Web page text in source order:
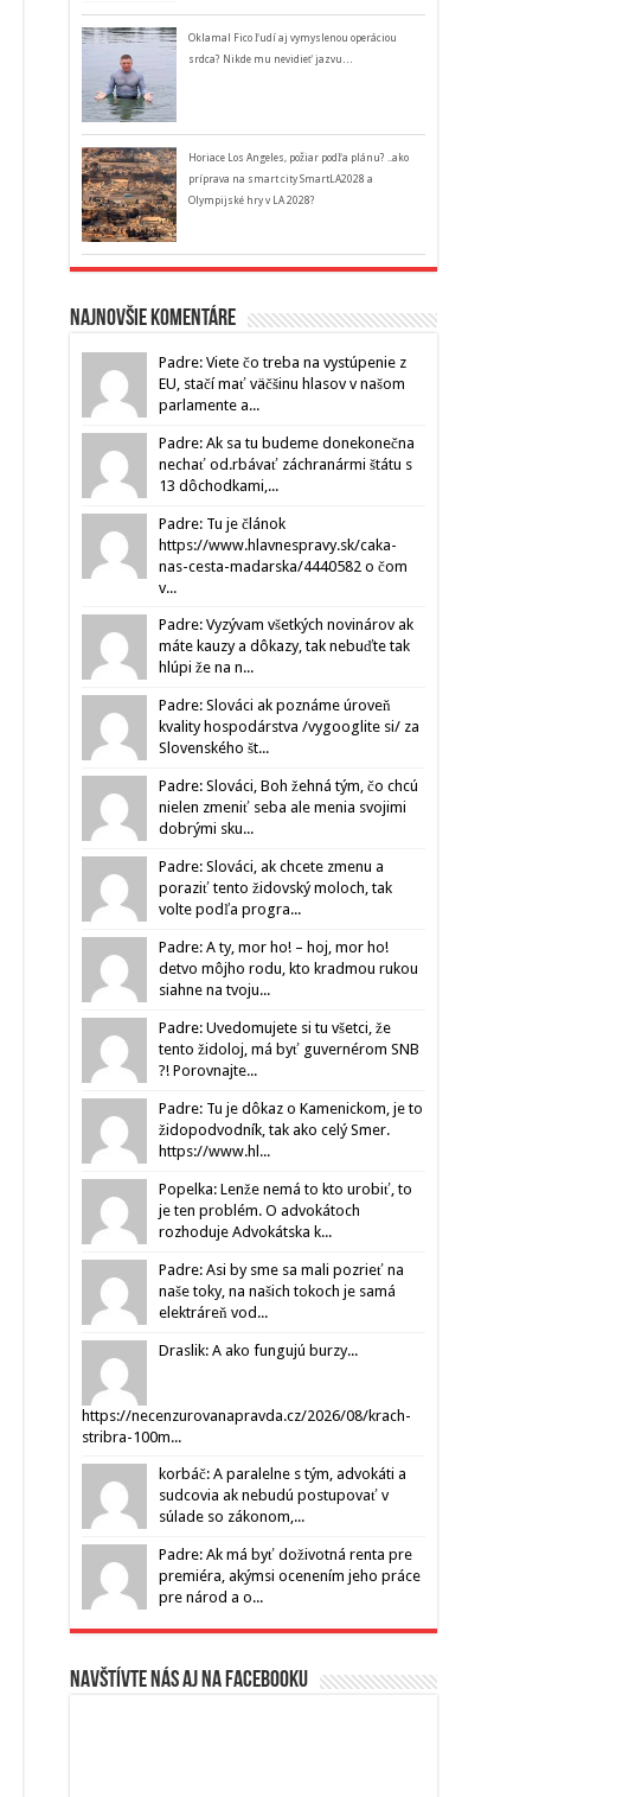
Oklamal Fico ľudí aj vymyslenou operáciou
srdca? Nikde mu nevidieť jazvu…
Horiace Los Angeles, požiar podľa plánu? ..ako
príprava na smart city SmartLA2028 a
Olympijské hry v LA 2028?
Najnovšie komentáre
Padre: Viete čo treba na vystúpenie z
EU, stačí mať väčšinu hlasov v našom
parlamente a...
Padre: Ak sa tu budeme donekonečna
nechať od.rbávať záchranármi štátu s
13 dôchodkami,...
Padre: Tu je článok
https://www.hlavnespravy.sk/caka-
nas-cesta-madarska/4440582 o čom
v...
Padre: Vyzývam všetkých novinárov ak
máte kauzy a dôkazy, tak nebuďte tak
hlúpi že na n...
Padre: Slováci ak poznáme úroveň
kvality hospodárstva /vygooglite si/ za
Slovenského št...
Padre: Slováci, Boh žehná tým, čo chcú
nielen zmeniť seba ale menia svojimi
dobrými sku...
Padre: Slováci, ak chcete zmenu a
poraziť tento židovský moloch, tak
volte podľa progra...
Padre: A ty, mor ho! – hoj, mor ho!
detvo môjho rodu, kto kradmou rukou
siahne na tvoju...
Padre: Uvedomujete si tu všetci, že
tento židoloj, má byť guvernérom SNB
?! Porovnajte...
Padre: Tu je dôkaz o Kamenickom, je to
židopodvodník, tak ako celý Smer.
https://www.hl...
Popelka: Lenže nemá to kto urobiť, to
je ten problém. O advokátoch
rozhoduje Advokátska k...
Padre: Asi by sme sa mali pozrieť na
naše toky, na našich tokoch je samá
elektráreň vod...
Draslik: A ako fungujú burzy...
https://necenzurovanapravda.cz/2026/08/krach-
stribra-100m...
korbáč: A paralelne s tým, advokáti a
sudcovia ak nebudú postupovať v
súlade so zákonom,...
Padre: Ak má byť doživotná renta pre
premiéra, akýmsi ocenením jeho práce
pre národ a o...
Navštívte nás aj na Facebooku